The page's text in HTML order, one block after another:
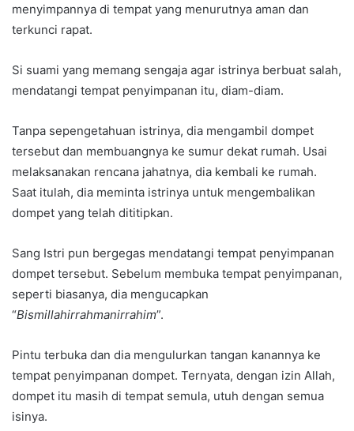
menyimpannya di tempat yang menurutnya aman dan
terkunci rapat.
Si suami yang memang sengaja agar istrinya berbuat salah,
mendatangi tempat penyimpanan itu, diam-diam.
Tanpa sepengetahuan istrinya, dia mengambil dompet
tersebut dan membuangnya ke sumur dekat rumah. Usai
melaksanakan rencana jahatnya, dia kembali ke rumah.
Saat itulah, dia meminta istrinya untuk mengembalikan
dompet yang telah dititipkan.
Sang Istri pun bergegas mendatangi tempat penyimpanan
dompet tersebut. Sebelum membuka tempat penyimpanan,
seperti biasanya, dia mengucapkan
“Bismillahirrahmanirrahim”.
Pintu terbuka dan dia mengulurkan tangan kanannya ke
tempat penyimpanan dompet. Ternyata, dengan izin Allah,
dompet itu masih di tempat semula, utuh dengan semua
isinya.